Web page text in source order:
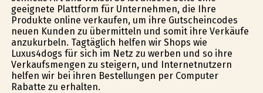
geeignete Plattform für Unternehmen, die Ihre
Produkte online verkaufen, um ihre Gutscheincodes
neuen Kunden zu übermitteln und somit ihre Verkäufe
anzukurbeln. Tagtäglich helfen wir Shops wie
Luxus4dogs für sich im Netz zu werben und so ihre
Verkaufsmengen zu steigern, und Internetnutzern
helfen wir bei ihren Bestellungen per Computer
Rabatte zu erhalten.